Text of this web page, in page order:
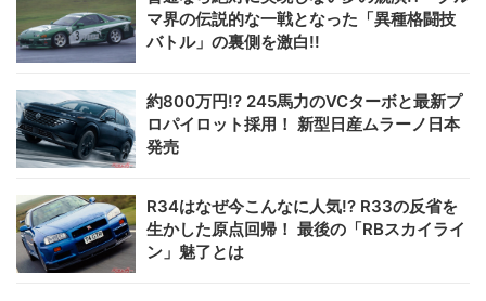
マ界の伝説的な一戦となった「異種格闘技
バトル」の裏側を激白!!
約800万円!? 245馬力のVCターボと最新プ
ロパイロット採用！ 新型日産ムラーノ日本
発売
R34はなぜ今こんなに人気!? R33の反省を
生かした原点回帰！ 最後の「RBスカイライ
ン」魅了とは